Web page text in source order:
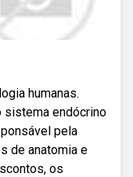
humanas.
sistema endócrino
pela
de anatomia e
os